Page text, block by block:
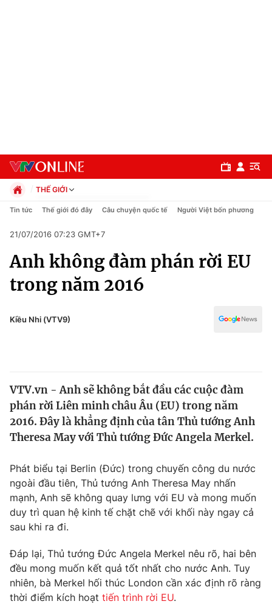
Chuyên mục
Chính trị
Thế giới
Tin tức
Thế giới đó đây
Câu chuyện quốc tế
Tài chính
Thị trường
Góc doanh nghiệp
Dữ liệu và đời sống
Truyền hình
Phim VTV
Hậu trường
Nhân vật
Giải trí
Điện ảnh
Đời sống
THẾ GIỚI
Chính trị
Pháp luật
Kinh tế
Thể thao
Truyền hình
Y tế
Tin tức Thế giới đó đây Câu chuyện quốc tế Người Việt bốn phương
21/07/2016 07:23 GMT+7
Anh không đàm phán rời EU
trong năm 2016
Kiều Nhi (VTV9)
VTV.vn - Anh sẽ không bắt đầu các cuộc đàm
phán rời Liên minh châu Âu (EU) trong năm
2016. Đây là khẳng định của tân Thủ tướng Anh
Theresa May với Thủ tướng Đức Angela Merkel.
Phát biểu tại Berlin (Đức) trong chuyến công du nước
ngoài đầu tiên, Thủ tướng Anh Theresa May nhấn
mạnh, Anh sẽ không quay lưng với EU và mong muốn
duy trì quan hệ kinh tế chặt chẽ với khối này ngay cả
sau khi ra đi.
Đáp lại, Thủ tướng Đức Angela Merkel nêu rõ, hai bên
đều mong muốn kết quả tốt nhất cho nước Anh. Tuy
nhiên, bà Merkel hối thúc London cần xác định rõ ràng
thời điểm kích hoạt tiến trình rời EU.